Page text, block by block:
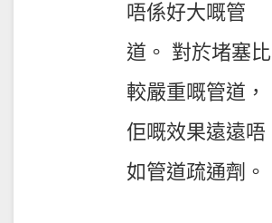
唔係好大嘅管
道。 對於堵塞比
較嚴重嘅管道，
佢嘅效果遠遠唔
如管道疏通劑。